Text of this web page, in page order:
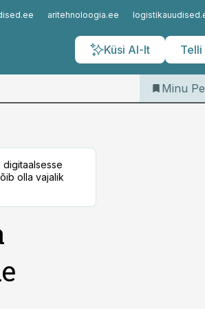
aritehnoloogia.ee
Küsi AI-lt Telli
Telli
Minu
digitaalsesse
olla vajalik